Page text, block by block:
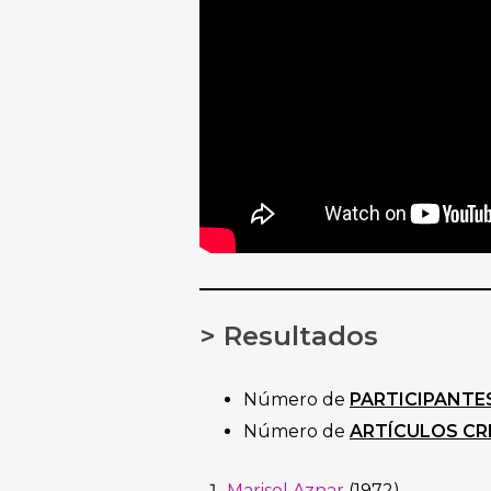
> Resultados
Número de
Número de ARTÍCULOS